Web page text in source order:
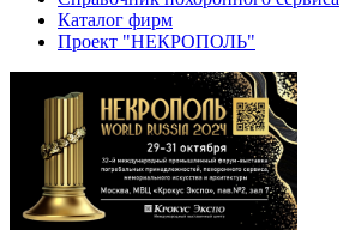
Каталог фирм
Проект "НЕКРОПОЛЬ"